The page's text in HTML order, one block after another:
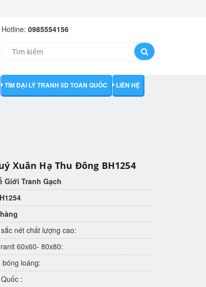
Hotline: 0985554156
TÌM ĐẠI LÝ TRANH 5D TOÀN QUỐC LIÊN HỆ
Xuân Hạ Thu Đông BH1254
Giới Tranh Gạch
nét chất lượng cao:
60x60- 80x80:
loáng:
: